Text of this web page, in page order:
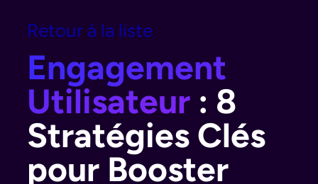
Retour à la liste
Engagement
Utilisateur : 8
Stratégies Clés
pour Booster